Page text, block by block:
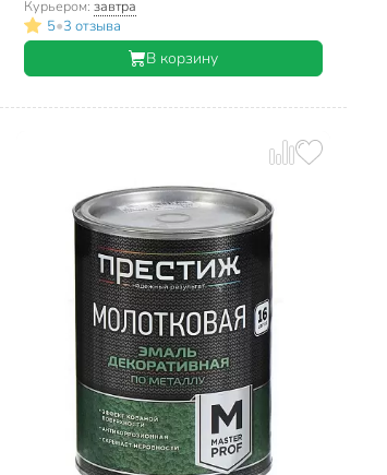
Курьером:завтра
5•3 отзыва
В корзину